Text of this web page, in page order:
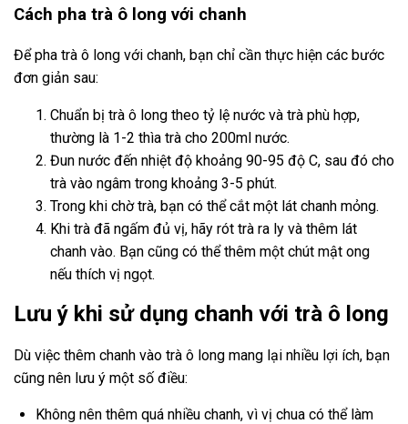
Cách pha trà ô long với chanh
Để pha trà ô long với chanh, bạn chỉ cần thực hiện các bước
đơn giản sau:
Chuẩn bị trà ô long theo tỷ lệ nước và trà phù hợp,
thường là 1-2 thìa trà cho 200ml nước.
Đun nước đến nhiệt độ khoảng 90-95 độ C, sau đó cho
trà vào ngâm trong khoảng 3-5 phút.
Trong khi chờ trà, bạn có thể cắt một lát chanh mỏng.
Khi trà đã ngấm đủ vị, hãy rót trà ra ly và thêm lát
chanh vào. Bạn cũng có thể thêm một chút mật ong
nếu thích vị ngọt.
Lưu ý khi sử dụng chanh với trà ô long
Dù việc thêm chanh vào trà ô long mang lại nhiều lợi ích, bạn
cũng nên lưu ý một số điều:
Không nên thêm quá nhiều chanh, vì vị chua có thể làm